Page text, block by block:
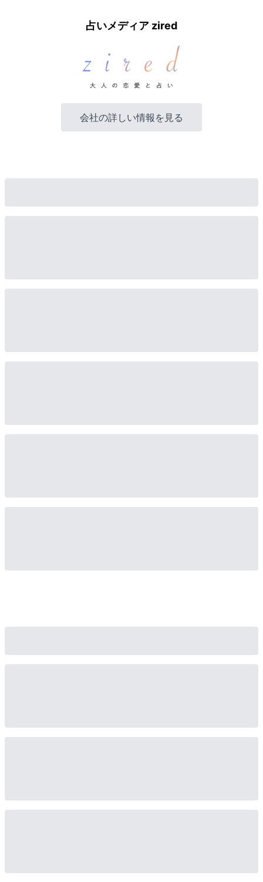
占いメディア zired
会社の詳しい情報を見る